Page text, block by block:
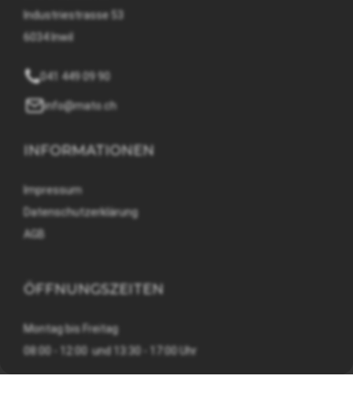
Industriestrasse 53
6034 Inwil
041 449 09 90
info@mato.ch
INFORMATIONEN
Impressum
Datenschutzerklärung
AGB
ÖFFNUNGSZEITEN
Montag bis Freitag
08:00 - 12:00 und 13:30 - 17:00 Uhr